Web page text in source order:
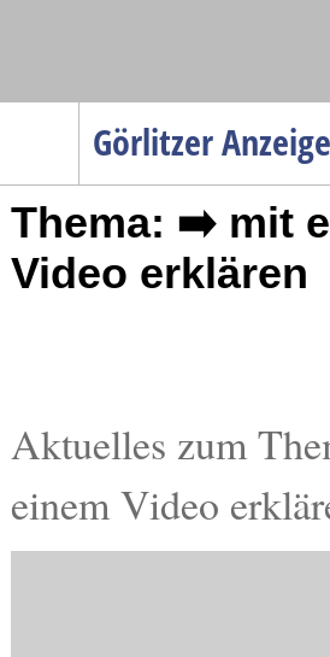
Görlitzer
Menüpunkte
Startseite
Gesellschaft
Gesundheit
Thema: ➡️ mit
Video erklären
Aktuelles zum
einem Video